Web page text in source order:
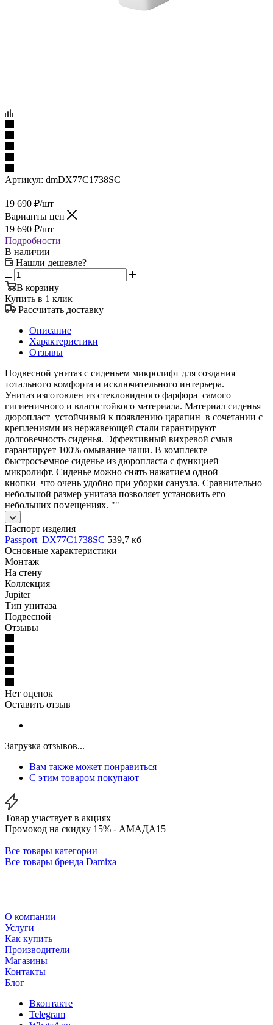
Артикул: dmDX77C1738SC
19 690 ₽/шт
Варианты цен
19 690 ₽/шт
Подробности
В наличии
Нашли дешевле?
В корзину
Купить в 1 клик
Рассчитать доставку
Описание
Характеристики
Отзывы
Подвесной унитаз с сиденьем микролифт для создания
тотального комфорта и исключительного интерьера.
Унитаз изготовлен из стекловидного фарфора самого
гигиеничного и влагостойкого материала. Материал сиденья
дюропласт устойчивый к появлению царапин в сочетании с
креплениями из нержавеющей стали гарантируют
долговечность сиденья. Эффективный вихревой смыв
гарантирует 100% омывание чаши. В комплекте
быстросъемное сиденье из дюропласта с функцией
микролифт. Сиденье можно снять нажатием одной
кнопки что очень удобно при уборки санузла. Сравнительно
небольшой размер унитаза позволяет установить его
небольших помещениях. ""
Паспорт изделия
Passport_DX77C1738SC 539,7 кб
Основные характеристики
Монтаж
На стену
Коллекция
Jupiter
Тип унитаза
Подвесной
Отзывы
Нет оценок
Оставить отзыв
Загрузка отзывов...
Вам также может понравиться
С этим товаром покупают
Товар участвует в акциях
Промокод на скидку 15% - АМАДА15
Все товары категории
Все товары бренда Damixa
О компании
Услуги
Как купить
Производители
Магазины
Контакты
Блог
Вконтакте
Telegram